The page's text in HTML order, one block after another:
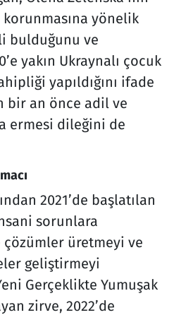
korunmasına yönelik
bulduğunu ve
yakın Ukraynalı çocuk
yapıldığını ifade
bir an önce adil ve
ermesi dileğini de
2021’de başlatılan
sorunlara
çözümler üretmeyi ve
geliştirmeyi
Gerçeklikte Yumuşak
zirve, 2022’de